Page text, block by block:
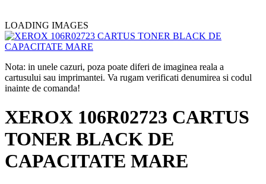
LOADING IMAGES
Nota: in unele cazuri, poza poate diferi de imaginea reala a
cartusului sau imprimantei. Va rugam verificati denumirea si codul
inainte de comanda!
XEROX 106R02723 CARTUS
TONER BLACK DE
CAPACITATE MARE